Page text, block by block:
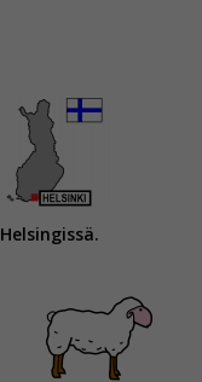
Helsingissä.